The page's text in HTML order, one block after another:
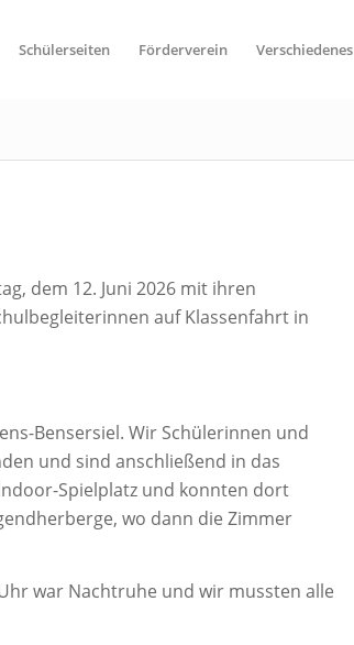
Schülerseiten Förderverein Verschiedenes
dem 12. Juni 2026 mit ihren
auf Klassenfahrt in
Bensersiel. Wir Schülerinnen und
und sind anschließend in das
Spielplatz und konnten dort
wo dann die Zimmer
war Nachtruhe und wir mussten alle